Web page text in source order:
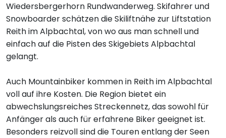
Wiedersbergerhorn Rundwanderweg. Skifahrer und
Snowboarder schätzen die Skiliftnähe zur Liftstation
Reith im Alpbachtal, von wo aus man schnell und
einfach auf die Pisten des Skigebiets Alpbachtal
gelangt.
Auch Mountainbiker kommen in Reith im Alpbachtal
voll auf ihre Kosten. Die Region bietet ein
abwechslungsreiches Streckennetz, das sowohl für
Anfänger als auch für erfahrene Biker geeignet ist.
Besonders reizvoll sind die Touren entlang der Seen